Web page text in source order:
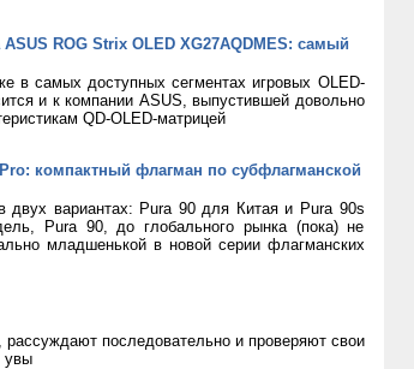
ROG Strix OLED XG27AQDMES: самый
в самых доступных сегментах игровых OLED-
и к компании ASUS, выпустившей довольно
QD-OLED-матрицей
компактный флагман по субфлагманской
двух вариантах: Pura 90 для Китая и Pura 90s
Pura 90, до глобального рынка (пока) не
младшенькой в новой серии флагманских
последовательно и проверяют свои
увы